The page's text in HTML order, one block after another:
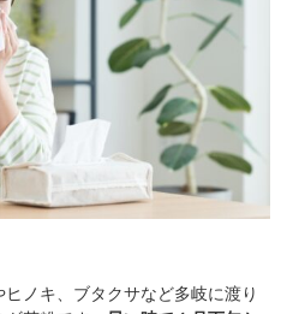
ノキ、ブタクサなど多岐に渡り